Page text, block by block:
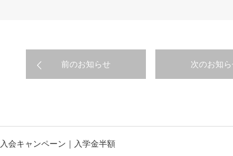
前のお知らせ 次のお知ら
会キャンペーン｜入学金半額